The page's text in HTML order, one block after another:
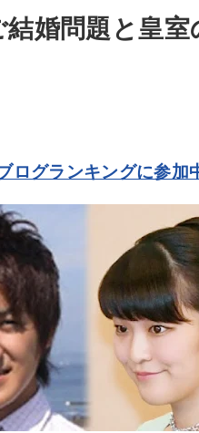
婚問題と皇室
ログランキングに参加